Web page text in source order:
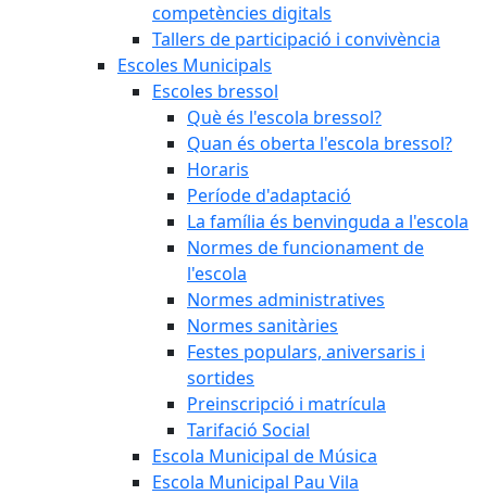
competències digitals
Tallers de participació i convivència
Escoles Municipals
Escoles bressol
Què és l'escola bressol?
Quan és oberta l'escola bressol?
Horaris
Període d'adaptació
La família és benvinguda a l'escola
Normes de funcionament de
l'escola
Normes administratives
Normes sanitàries
Festes populars, aniversaris i
sortides
Preinscripció i matrícula
Tarifació Social
Escola Municipal de Música
Escola Municipal Pau Vila